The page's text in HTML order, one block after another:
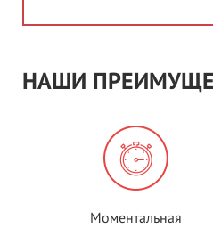
НАШИ
Моментальная